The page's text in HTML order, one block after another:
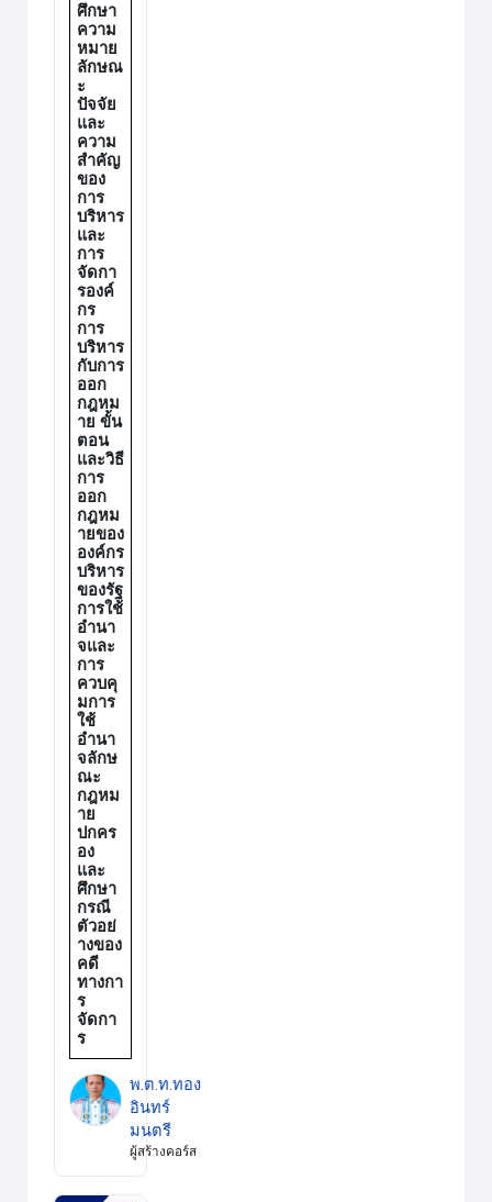
ศึกษา
ความ
หมาย
ลักษณ
ะ
ปัจจัย
และ
ความ
สำคัญ
ของ
การ
บริหาร
และ
การ
จัดกา
รองค์
กร
การ
บริหาร
กับการ
ออก
กฎหม
าย ขั้น
ตอน
และวิธี
การ
ออก
กฎหม
ายของ
องค์กร
บริหาร
ของรัฐ
การใช้
อำนา
จและ
การ
ควบคุ
มการ
ใช้
อำนา
จลักษ
ณะ
กฎหม
าย
ปกคร
อง
และ
ศึกษา
กรณี
ตัวอย่
างของ
คดี
ทางกา
ร
จัดกา
ร
พ.ต.ท.ทอง
อินทร์
มนตรี
ผู้สร้างคอร์ส